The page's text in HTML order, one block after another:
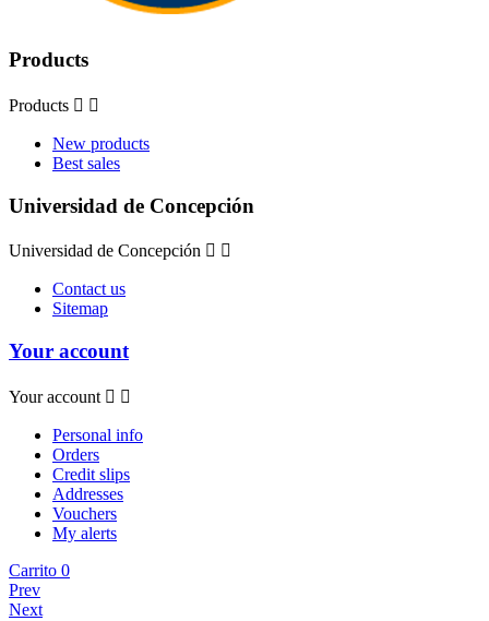
Products
Products  
New products
Best sales
Universidad de Concepción
Universidad de Concepción  
Contact us
Sitemap
Your account
Your account  
Personal info
Orders
Credit slips
Addresses
Vouchers
My alerts
Carrito 0
Prev
Next